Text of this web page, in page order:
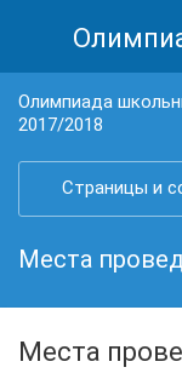
Олимпиада
2017/2018
Страницы и
Места
Места